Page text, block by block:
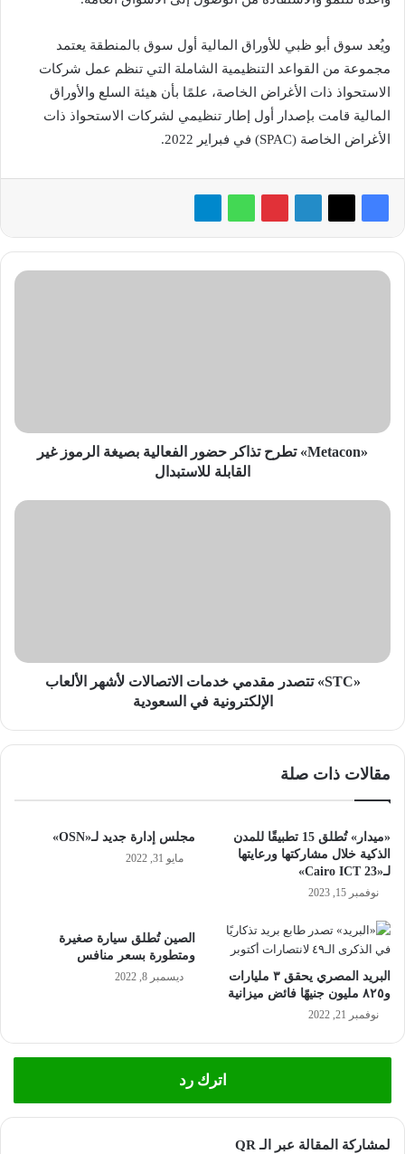
ويُعد سوق أبو ظبي للأوراق المالية أول سوق بالمنطقة يعتمد
مجموعة من القواعد التنظيمية الشاملة التي تنظم عمل شركات
الاستحواذ ذات الأغراض الخاصة، علمًا بأن هيئة السلع والأوراق
المالية قامت بإصدار أول إطار تنظيمي لشركات الاستحواذ ذات
الأغراض الخاصة (SPAC) في فبراير 2022.
القابلة
للاستبدال
«Metacon» تطرح تذاكر حضور الفعالية بصيغة الرموز غير
القابلة للاستبدال
في
السعودية
«STC» تتصدر مقدمي خدمات الاتصالات لأشهر الألعاب
الإلكترونية في السعودية
مقالات ذات صلة
«ميدار» تُطلق 15 تطبيقًا للمدن
الذكية خلال مشاركتها ورعايتها
لـ«23 Cairo ICT»
نوفمبر 15, 2023
مجلس إدارة جديد لـ«OSN»
مايو 31, 2022
البريد المصري يحقق ٣ مليارات
و٨٢٥ مليون جنيهًا فائض ميزانية
نوفمبر 21, 2022
الصين تُطلق سيارة صغيرة
ومتطورة بسعر منافس
ديسمبر 8, 2022
اترك رد
لمشاركة المقالة عبر الـ QR